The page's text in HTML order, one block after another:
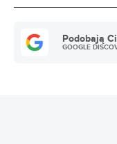
Podobają
GOOGLE